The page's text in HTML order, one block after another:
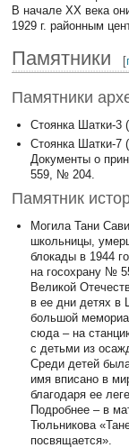
В начале XX века
1929 г. районным
Памятники [
Памятники
Стоянка Шатки-3
Стоянка Шатки-7
Документы о
559, № 204.
Памятник
Могила Тани
школьницы,
блокады в 1944
на госохрану №
Великой
в ее дни детях в
большой
сюда – на
с детьми из
Среди детей
имя вписано в
благодаря ее
Подробнее – в
Тюльникова
посвящается».